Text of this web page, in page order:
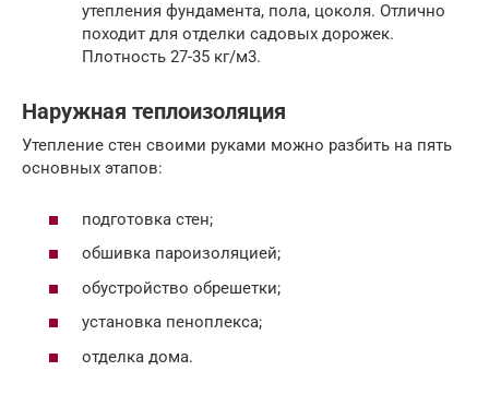
утепления фундамента, пола, цоколя. Отлично
походит для отделки садовых дорожек.
Плотность 27-35 кг/м3.
Наружная теплоизоляция
Утепление стен своими руками можно разбить на пять
основных этапов:
подготовка стен;
обшивка пароизоляцией;
обустройство обрешетки;
установка пеноплекса;
отделка дома.